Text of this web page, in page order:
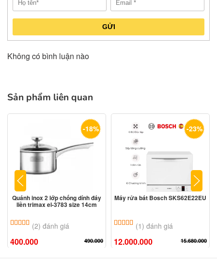
GỬI
Không có bình luận nào
Sản phẩm liên quan
-18%
Quánh inox 2 lớp chống dính đáy
liền trimax el-3783 size 14cm
5.00 trên 5 dựa trên
(2) đánh giá
400.000 490.000
-23%
Máy rửa bát Bosch SKS62E22EU
5.00 trên 5 dựa trên
(1) đánh giá
12.000.000 15.680.000